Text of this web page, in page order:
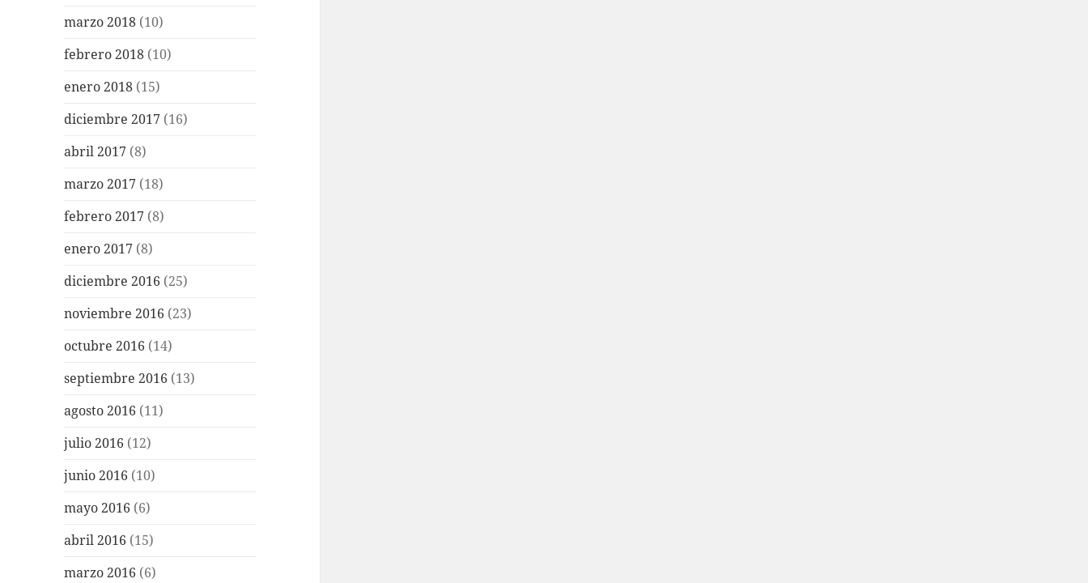
marzo 2018 (10)
febrero 2018 (10)
enero 2018 (15)
diciembre 2017 (16)
abril 2017 (8)
marzo 2017 (18)
febrero 2017 (8)
enero 2017 (8)
diciembre 2016 (25)
noviembre 2016 (23)
octubre 2016 (14)
septiembre 2016 (13)
agosto 2016 (11)
julio 2016 (12)
junio 2016 (10)
mayo 2016 (6)
abril 2016 (15)
marzo 2016 (6)